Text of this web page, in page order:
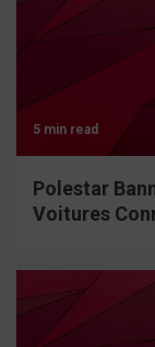
5 min read
Polestar
Voitures